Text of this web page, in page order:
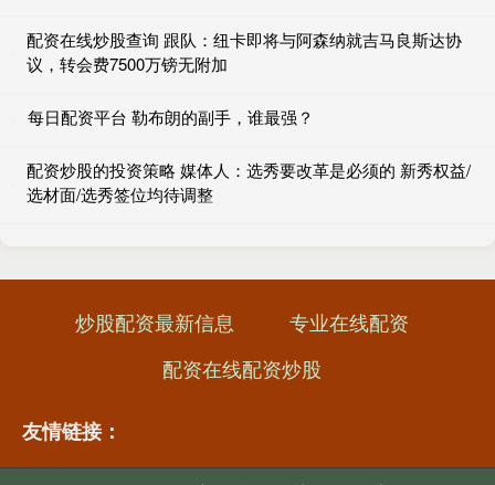
配资在线炒股查询 跟队：纽卡即将与阿森纳就吉马良斯达协
议，转会费7500万镑无附加
每日配资平台 勒布朗的副手，谁最强？
配资炒股的投资策略 媒体人：选秀要改革是必须的 新秀权益/
选材面/选秀签位均待调整
炒股配资最新信息
专业在线配资
配资在线配资炒股
友情链接：